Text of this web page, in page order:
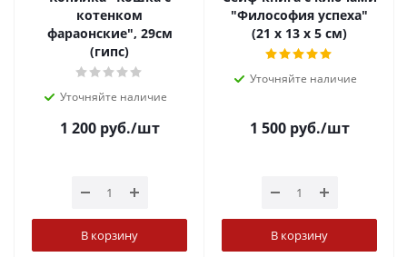
котенком
фараонские", 29см
(гипс)
Уточняйте наличие
1 200руб./шт
В корзину
"Философия успеха"
(21 х 13 х 5 см)
Уточняйте наличие
1 500руб./шт
В корзину